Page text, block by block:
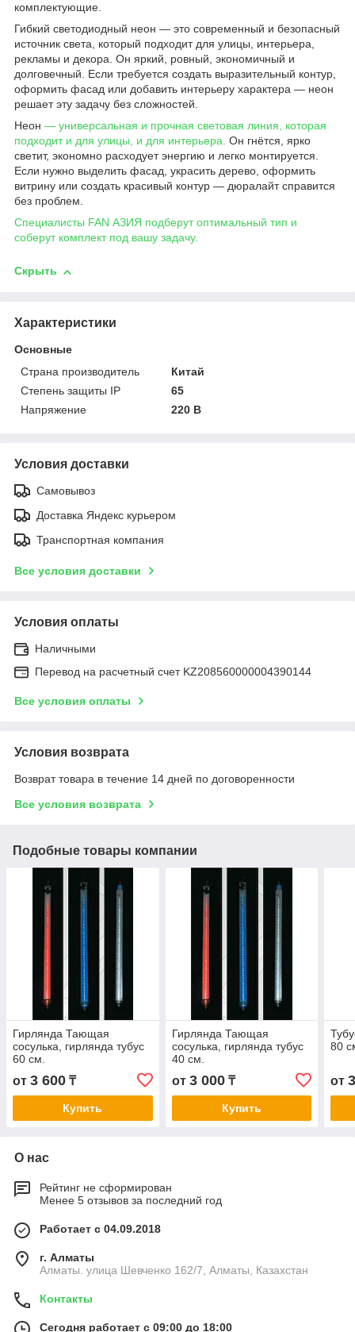
комплектующие.
Гибкий светодиодный неон — это современный и безопасный
источник света, который подходит для улицы, интерьера,
рекламы и декора. Он яркий, ровный, экономичный и
долговечный. Если требуется создать выразительный контур,
оформить фасад или добавить интерьеру характера — неон
решает эту задачу без сложностей.
Неон — универсальная и прочная световая линия, которая
подходит и для улицы, и для интерьера. Он гнётся, ярко
светит, экономно расходует энергию и легко монтируется.
Если нужно выделить фасад, украсить дерево, оформить
витрину или создать красивый контур — дюралайт справится
без проблем.
Специалисты FAN АЗИЯ подберут оптимальный тип и
соберут комплект под вашу задачу.
Скрыть
Характеристики
Основные
Страна производитель
Китай
Степень защиты IP
65
Напряжение
220 В
Условия доставки
Самовывоз
Доставка Яндекс курьером
Транспортная компания
Все условия доставки
Условия оплаты
Наличными
Перевод на расчетный счет KZ208560000004390144
Все условия оплаты
Условия возврата
Возврат товара в течение 14 дней по договоренности
Все условия возврата
Подобные товары компании
Гирлянда Тающая
сосулька, гирлянда тубус
60 см.
от 3 600 ₸
Купить
Гирлянда Тающая
сосулька, гирлянда тубус
40 см.
от 3 000₸
Купить
80
от
О нас
Рейтинг не сформирован
Менее 5 отзывов за последний год
Работает с 04.09.2018
г. Алматы
Алматы. улица Шевченко 162/7, Алматы, Казахстан
Контакты
Сегодня работает с 09:00 до 18:00